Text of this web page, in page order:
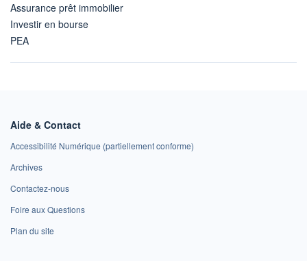
Assurance prêt immobilier
Investir en bourse
PEA
Aide & Contact
Accessibilité Numérique (partiellement conforme)
Archives
Contactez-nous
Foire aux Questions
Plan du site